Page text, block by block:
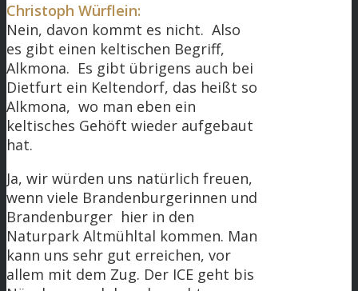
Christoph Würflein:
Nein, davon kommt es nicht. Also
es gibt einen keltischen Begriff,
Alkmona. Es gibt übrigens auch bei
Dietfurt ein Keltendorf, das heißt so
Alkmona, wo man eben ein
keltisches Gehöft wieder aufgebaut
hat.
Ja, wir würden uns natürlich freuen,
wenn viele Brandenburgerinnen und
Brandenburger hier in den
Naturpark Altmühltal kommen. Man
kann uns sehr gut erreichen, vor
allem mit dem Zug. Der ICE geht bis